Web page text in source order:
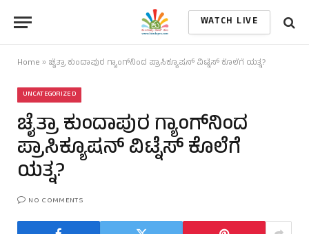
WATCH LIVE
Home » ಚೈತ್ರಾ ಕುಂದಾಪುರ ಗ್ಯಾಂಗ್‌ನಿಂದ ಪ್ರಾಸಿಕ್ಯೂಷನ್ ವಿಟ್ನೆಸ್ ಕೊಲೆಗೆ ಯತ್ನ?
UNCATEGORIZED
ಚೈತ್ರಾ ಕುಂದಾಪುರ ಗ್ಯಾಂಗ್‌ನಿಂದ
ಪ್ರಾಸಿಕ್ಯೂಷನ್ ವಿಟ್ನೆಸ್ ಕೊಲೆಗೆ
ಯತ್ನ?
NO COMMENTS